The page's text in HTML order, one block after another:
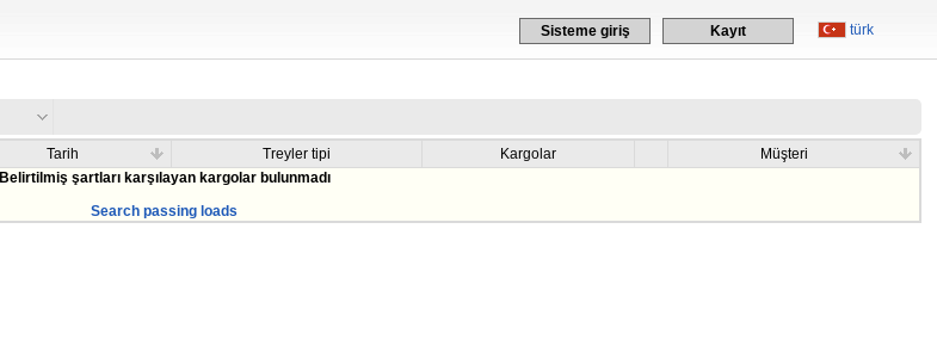
türk
Sisteme giriş Kayıt
Tarih Treyler tipi Kargolar
Müşteri
Belirtilmiş şartları karşılayan kargolar bulunmadı
Search passing loads